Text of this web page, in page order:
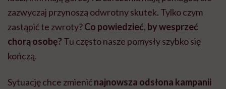
zazwyczaj przynoszą odwrotny skutek. Tylko czym
zastąpić te zwroty?Co powiedzieć, by wesprzeć
chorą osobę? Tu często nasze pomysły szybko się
kończą.
Sytuację chce zmienićnajnowsza odsłona kampanii